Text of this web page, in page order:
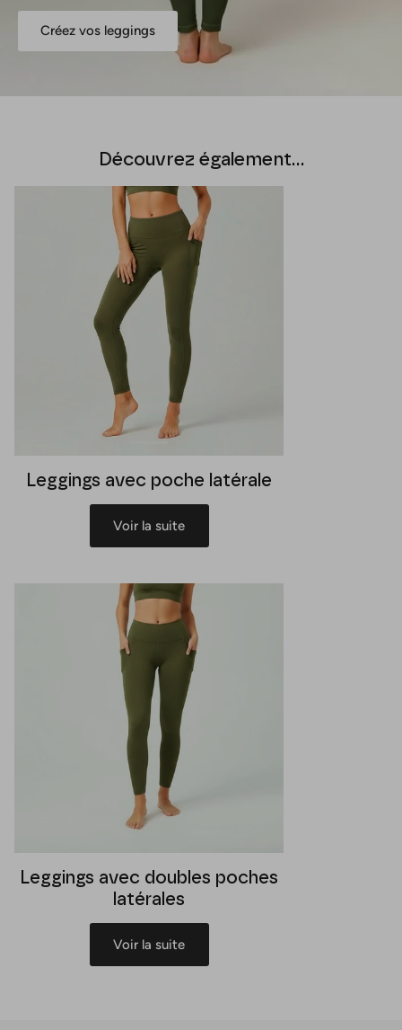
Créez vos leggings
Découvrez également...
Leggings avec poche latérale
Voir la suite
Leggings avec doubles poches
latérales
Voir la suite